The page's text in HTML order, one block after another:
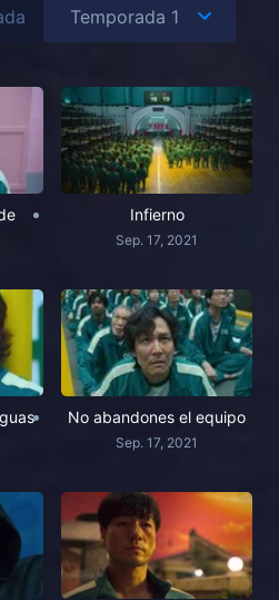
Infierno
Sep. 17, 2021
No abandones el equipo
Sep. 17, 2021